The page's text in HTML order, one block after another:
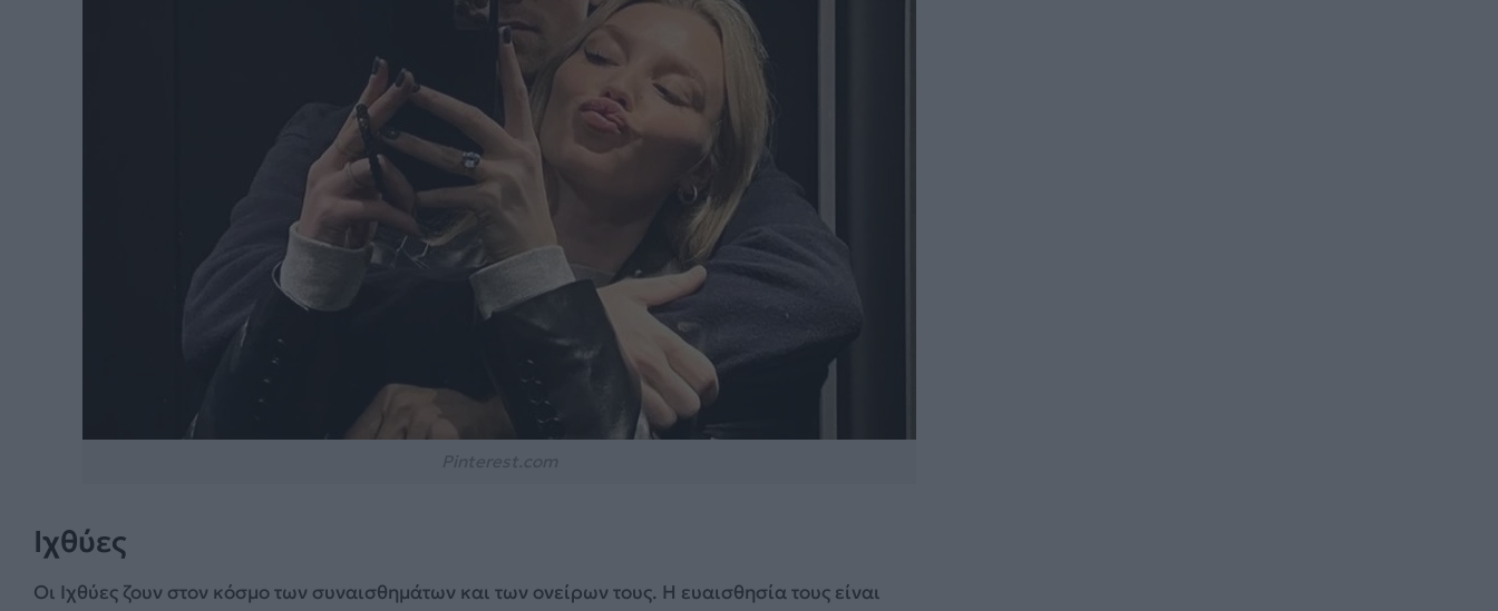
Ιχθύες
Οι Ιχθύες ζουν στον κόσμο των συναισθημάτων και των ονείρων τους. Η ευαισθησία τους είναι